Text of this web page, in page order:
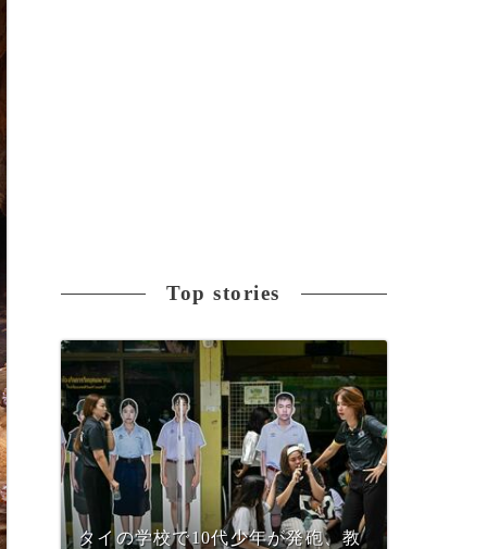
Top stories
タイの学校で10代少年が発砲、教